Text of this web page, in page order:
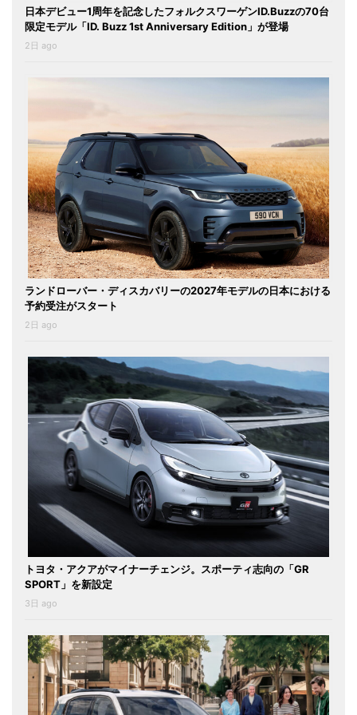
日本デビュー1周年を記念したフォルクスワーゲンID.Buzzの70台
限定モデル「ID. Buzz 1st Anniversary Edition」が登場
2日 ago
ランドローバー・ディスカバリーの2027年モデルの日本における
予約受注がスタート
2日 ago
トヨタ・アクアがマイナーチェンジ。スポーティ志向の「GR
SPORT」を新設定
3日 ago